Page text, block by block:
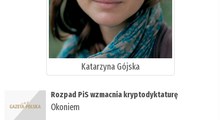
Katarzyna Gójska
Rozpad PiS wzmacnia kryptodyktaturę
Okoniem